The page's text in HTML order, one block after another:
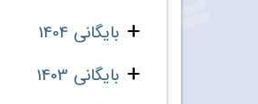
بایگانی 1404
بایگانی 1403